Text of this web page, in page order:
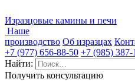
Изразцовые камины и печи
Наше
производство Об изразцах
+7 (977) 656-88-50 +7 (985) 387-
Найти:
Получить консультацию